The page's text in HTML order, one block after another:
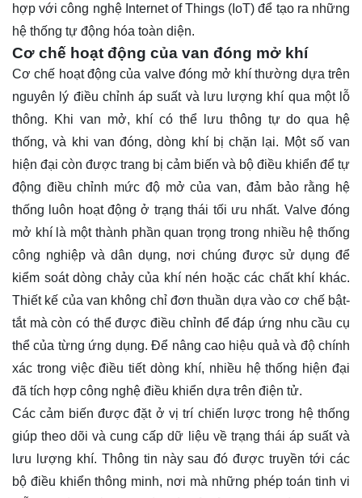
hợp với công nghệ Internet of Things (IoT) để tạo ra những
hệ thống tự động hóa toàn diện.
Cơ chế hoạt động của van đóng mở khí
Cơ chế hoạt động của valve đóng mở khí thường dựa trên
nguyên lý điều chỉnh áp suất và lưu lượng khí qua một lỗ
thông. Khi van mở, khí có thể lưu thông tự do qua hệ
thống, và khi van đóng, dòng khí bị chặn lại. Một số van
hiện đại còn được trang bị cảm biến và bộ điều khiển để tự
động điều chỉnh mức độ mở của van, đảm bảo rằng hệ
thống luôn hoạt động ở trạng thái tối ưu nhất. Valve đóng
mở khí là một thành phần quan trọng trong nhiều hệ thống
công nghiệp và dân dụng, nơi chúng được sử dụng để
kiểm soát dòng chảy của khí nén hoặc các chất khí khác.
Thiết kế của van không chỉ đơn thuần dựa vào cơ chế bật-
tắt mà còn có thể được điều chỉnh để đáp ứng nhu cầu cụ
thể của từng ứng dụng. Để nâng cao hiệu quả và độ chính
xác trong việc điều tiết dòng khí, nhiều hệ thống hiện đại
đã tích hợp công nghệ điều khiển dựa trên điện tử.
Các cảm biến được đặt ở vị trí chiến lược trong hệ thống
giúp theo dõi và cung cấp dữ liệu về trạng thái áp suất và
lưu lượng khí. Thông tin này sau đó được truyền tới các
bộ điều khiển thông minh, nơi mà những phép toán tinh vi